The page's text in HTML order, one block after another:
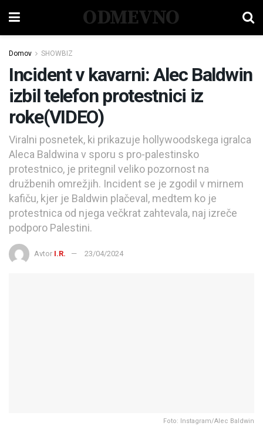
ODMEVNO
Domov SHOWBIZ
Incident v kavarni: Alec Baldwin
izbil telefon protestnici iz
roke(VIDEO)
Viralni posnetek, ki prikazuje hollywoodskega igralca
Aleca Baldwina v sporu s pro-palestinsko
protestnico, je pritegnil veliko pozornost na
družbenih omrežjih. Incident se je zgodil v mirnem
kafiču, kjer je Baldwin plačeval, medtem ko je
protestnica od njega večkrat zahtevala, naj izreče
podporo Palestini.
Avtor I.R. 23/04/2024
Foto: Instagram/Alec Baldwin